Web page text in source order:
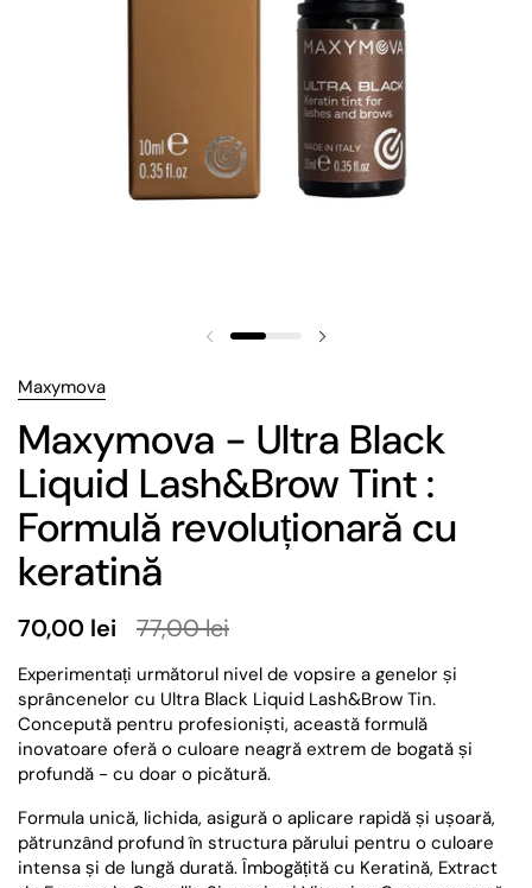
Maxymova
Maxymova - Ultra Black
Liquid Lash&Brow Tint :
Formulă revoluționară cu
keratină
70,00 lei 77,00 lei
Experimentați următorul nivel de vopsire a genelor și
sprâncenelor cu Ultra Black Liquid Lash&Brow Tin.
Concepută pentru profesioniști, această formulă
inovatoare oferă o culoare neagră extrem de bogată și
profundă - cu doar o picătură.
Formula unică, lichida, asigură o aplicare rapidă și ușoară,
pătrunzând profund în structura părului pentru o culoare
intensa și de lungă durată. Îmbogățită cu Keratină, Extract